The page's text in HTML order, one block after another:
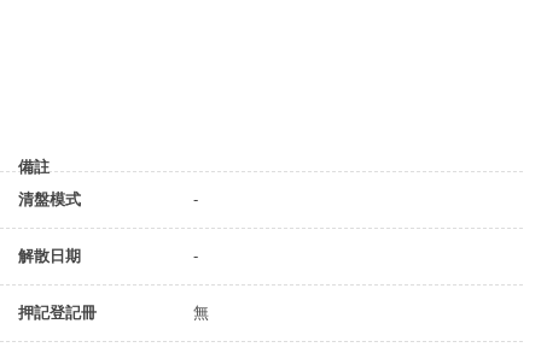
備註
清盤模式
-
解散日期 -
押記登記冊 無